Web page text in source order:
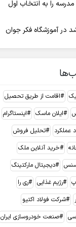
را به انتخاب اول
در آموزشگاه فکر جوان
اقامت از طریق تحصیل
ایلان ماسک
اینستاگرام
عملکرد
تحلیل فروش
خرید آنلاین ملک
دیجیتال مارکتینگ
رژیم غذایی
ری را
شرکت فولاد اکتیو
صنعت خودروسازی ایران